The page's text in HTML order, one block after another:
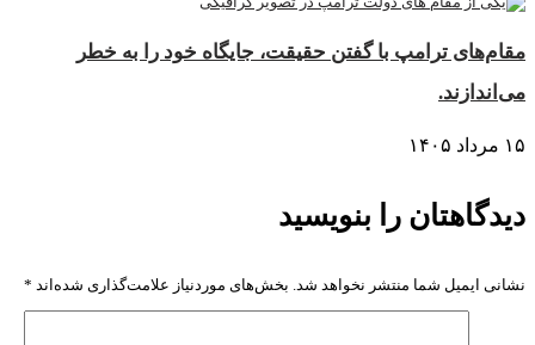
مقام‌های ترامپ با گفتن حقیقت، جایگاه خود را به خطر
می‌اندازند.
۱۵ مرداد ۱۴۰۵
دیدگاهتان را بنویسید
نشانی ایمیل شما منتشر نخواهد شد. بخش‌های موردنیاز علامت‌گذاری شده‌اند *